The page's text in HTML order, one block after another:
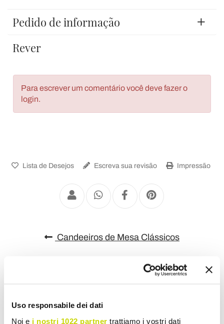
Uso responsabile dei dati
Noi e i nostri 1022 partner trattiamo i vostri dati
Pedido de informação
Rever
Para escrever um comentário você deve fazer o
login.
Lista de Desejos Escreva sua revisão Impressão
Candeeiros de Mesa Clássicos